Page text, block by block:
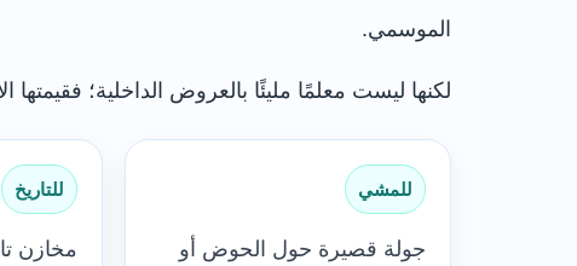
الموسمي.
لكنها ليست معلمًا مليئًا بالعروض الداخلية؛ فقيمتها
للمشي
جولة قصيرة حول الحوض أو
للتاريخ
مخازن